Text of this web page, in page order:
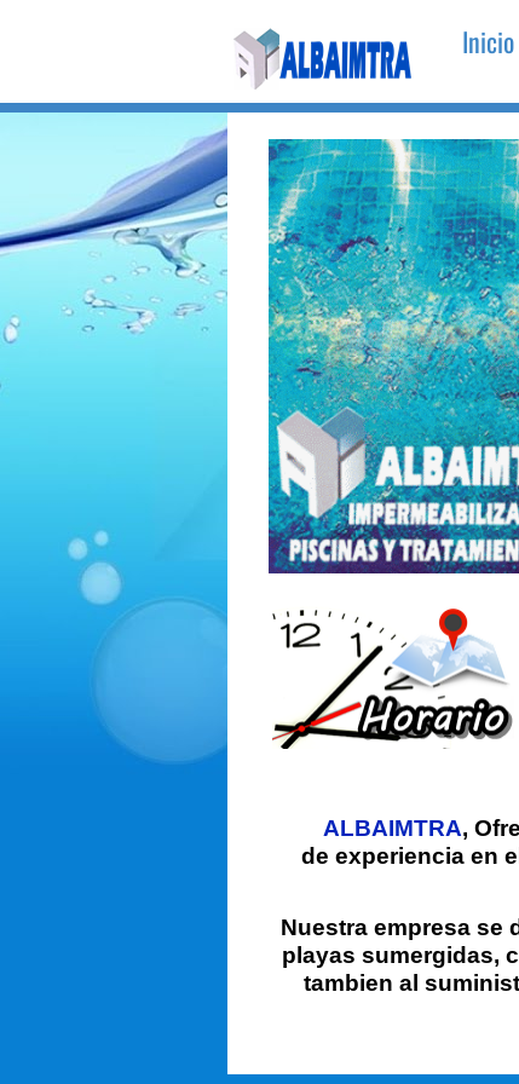
Inicio
ALBAIMTRA,
de experiencia en
Nuestra empresa se
playas sumergidas,
tambien al